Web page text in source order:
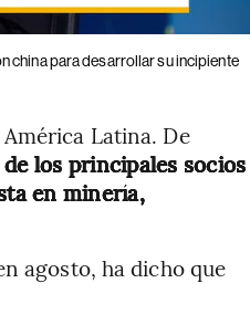
china para desarrollar su incipiente
Latina. De
los principales socios
en minería,
agosto, ha dicho que